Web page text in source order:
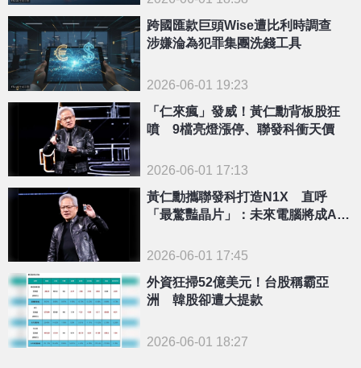
跨國匯款巨頭Wise遭比利時調查
涉嫌淪為犯罪集團洗錢工具
2026-06-01 19:23
「仁來瘋」發威！黃仁勳背板股狂
噴 9檔亮燈漲停、聯發科衝天價
2026-06-01 17:13
黃仁勳攜聯發科打造N1X 直呼
「最驚豔晶片」：未來電腦將成AI
2026-06-01 17:45
外資狂掃52億美元！台股稱霸亞
洲 韓股卻遭大提款
2026-06-01 18:27